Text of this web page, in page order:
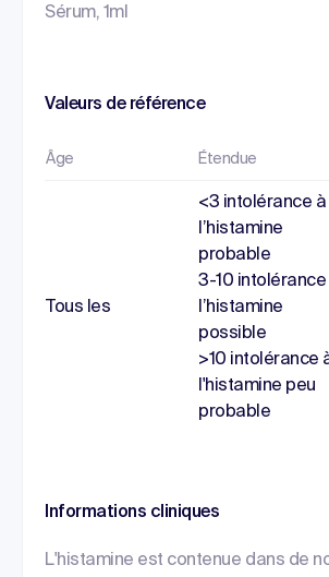
Sérum, 1ml
Valeurs de référence
Âge Étendue
Tous les
<3 intolérance à
l’histamine
probable
3-10 intolérance
l’histamine
possible
>10 intolérance
l'histamine peu
probable
Informations cliniques
L'histamine est contenue dans de